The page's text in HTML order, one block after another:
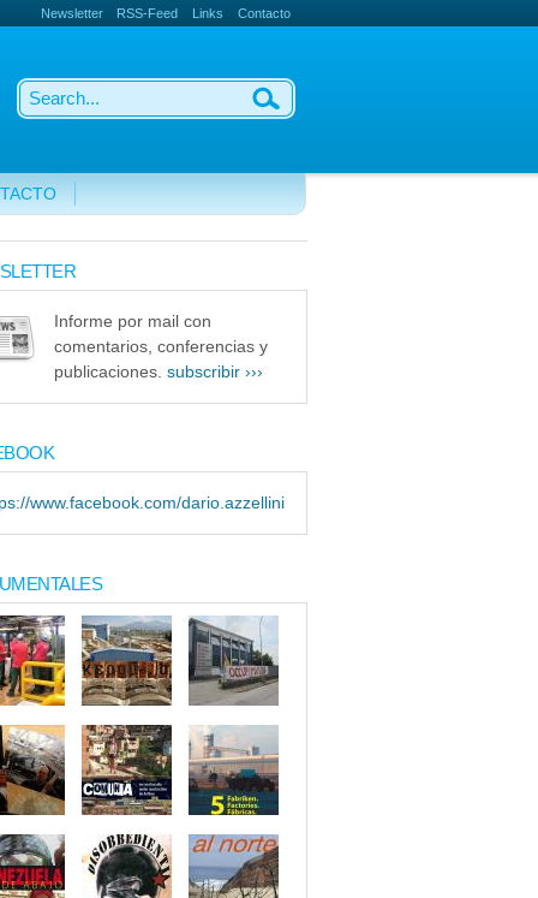
Newsletter RSS-Feed Links Contacto
Informe por mail con
comentarios, conferencias y
publicaciones. subscribir ›››
www.facebook.com/dario.azzellini